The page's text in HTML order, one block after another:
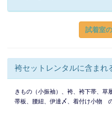
試着室
袴セットレンタルに含まれ
きもの（小振袖）、袴、袴下帯、草
帯板、腰紐、伊達〆、着付け小物